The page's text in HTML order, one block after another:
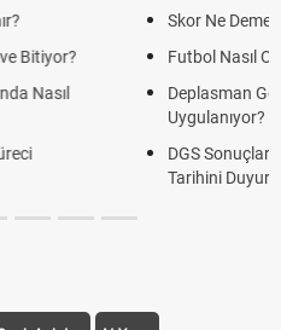
Skor ve Sonuç Kavramları
Temel Futbol Kuralları
Nedir? Hangi Organizasyonlarda
Açıklanacak 2026? ÖSYM